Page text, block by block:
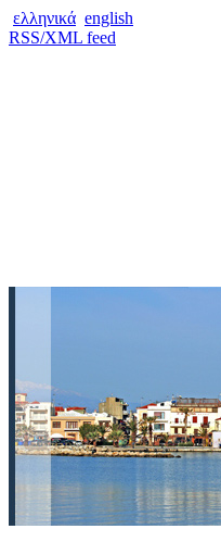
ελληνικά english
RSS/XML feed